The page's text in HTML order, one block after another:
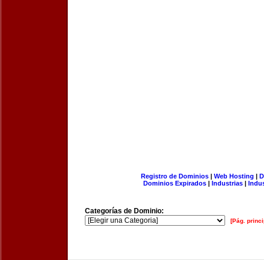
Registro de Dominios| Web Hosting |
Dominios Expirados | Industrias |
Categorías de Dominio:
[Pág.